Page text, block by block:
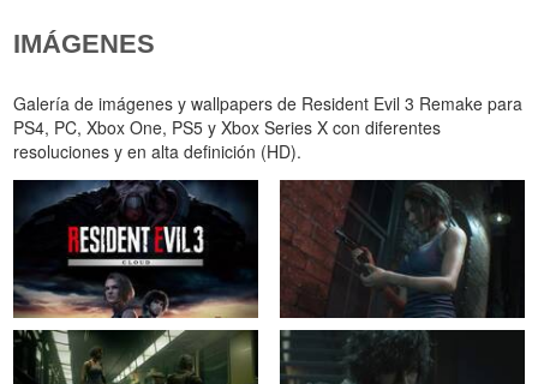
IMÁGENES
Galería de imágenes y wallpapers de Resident Evil 3 Remake para
PS4, PC, Xbox One, PS5 y Xbox Series X con diferentes
resoluciones y en alta definición (HD).